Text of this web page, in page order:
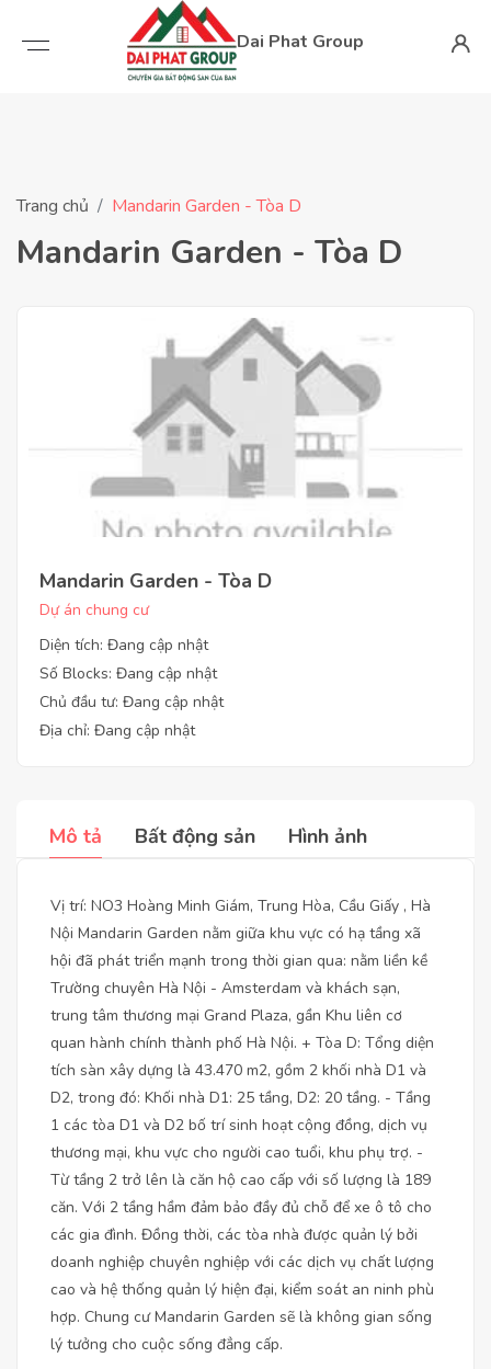
Dai Phat Group
Trang chủ Mandarin Garden - Tòa D
Mandarin Garden - Tòa D
Mandarin Garden - Tòa D
Dự án chung cư
Diện tích: Đang cập nhật
Số Blocks: Đang cập nhật
Chủ đầu tư: Đang cập nhật
Địa chỉ: Đang cập nhật
Mô tả Bất động sản Hình ảnh
Vị trí: NO3 Hoàng Minh Giám, Trung Hòa, Cầu Giấy , Hà
Nội Mandarin Garden nằm giữa khu vực có hạ tầng xã
hội đã phát triển mạnh trong thời gian qua: nằm liền kề
Trường chuyên Hà Nội - Amsterdam và khách sạn,
trung tâm thương mại Grand Plaza, gần Khu liên cơ
quan hành chính thành phố Hà Nội. + Tòa D: Tổng diện
tích sàn xây dựng là 43.470 m2, gồm 2 khối nhà D1 và
D2, trong đó: Khối nhà D1: 25 tầng, D2: 20 tầng. - Tầng
1 các tòa D1 và D2 bố trí sinh hoạt cộng đồng, dịch vụ
thương mại, khu vực cho người cao tuổi, khu phụ trợ. -
Từ tầng 2 trở lên là căn hộ cao cấp với số lượng là 189
căn. Với 2 tầng hầm đảm bảo đầy đủ chỗ để xe ô tô cho
các gia đình. Đồng thời, các tòa nhà được quản lý bởi
doanh nghiệp chuyên nghiệp với các dịch vụ chất lượng
cao và hệ thống quản lý hiện đại, kiểm soát an ninh phù
hợp. Chung cư Mandarin Garden sẽ là không gian sống
lý tưởng cho cuộc sống đẳng cấp.